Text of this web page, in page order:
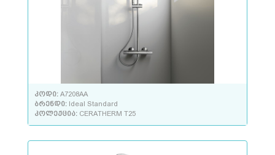
კოდი: A7208AA
ბრენდი: Ideal Standard
კოლექცია: CERATHERM T25